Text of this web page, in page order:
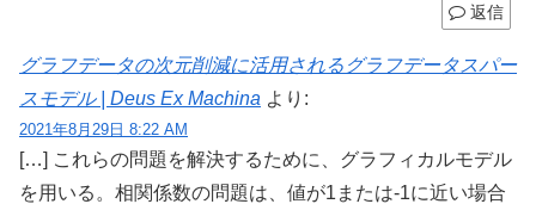
返信
グラフデータの次元削減に活用されるグラフデータスパー
スモデル | Deus Ex Machina より:
2021年8月29日 8:22 AM
[…] これらの問題を解決するために、グラフィカルモデル
を用いる。相関係数の問題は、値が1または-1に近い場合